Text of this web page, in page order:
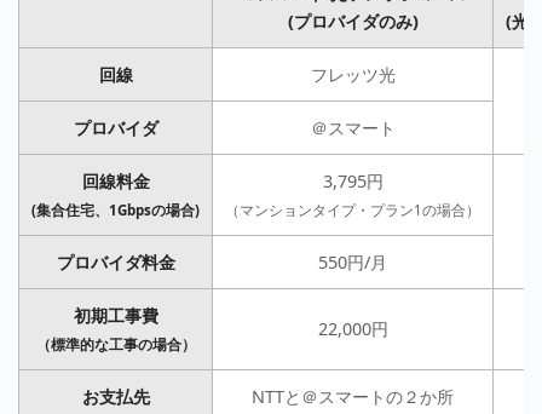
(プロバイダのみ)
(光
回線 フレッツ光
プロバイダ ＠スマート
回線料金
(集合住宅、1Gbpsの場合)
3,795円
（マンションタイプ・プラン1の場合）
プロバイダ料金
550円/月
初期工事費
（標準的な工事の場合）
22,000円
お支払先 NTTと＠スマートの２か所